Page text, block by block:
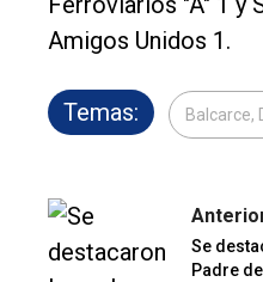
Amigos Unidos 1.
Temas: Balcarce,
Se
Padre